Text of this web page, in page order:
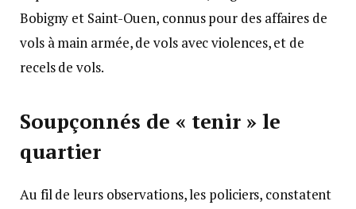
Bobigny et Saint-Ouen, connus pour des affaires de
vols à main armée, de vols avec violences, et de
recels de vols.
Soupçonnés de « tenir » le
quartier
Au fil de leurs observations, les policiers, constatent